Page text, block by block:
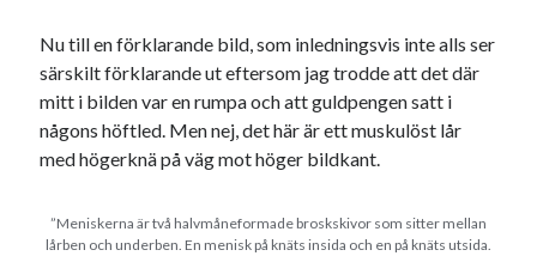
julkalendern 2021 Julkalendern 2024 konst
kåseri Lund mat minne
minnen mode museum musik
nostalgi ord
reklam resa sekrutt skola
Nu till en förklarande bild, som inledningsvis inte alls ser
särskilt förklarande ut eftersom jag trodde att det där
mitt i bilden var en rumpa och att guldpengen satt i
någons höftled. Men nej, det här är ett muskulöst lår
med högerknä på väg mot höger bildkant.
”Meniskerna är två halvmåneformade broskskivor som sitter mellan
lårben och underben. En menisk på knäts insida och en på knäts utsida.